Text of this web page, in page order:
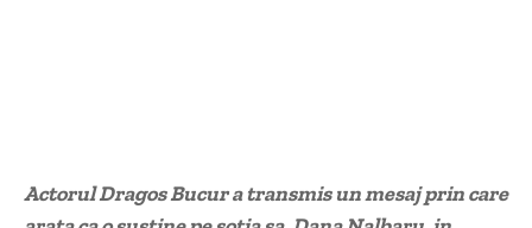
Actorul Dragos Bucur a transmis un mesaj prin care